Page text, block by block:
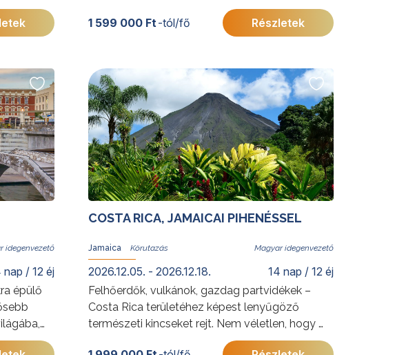
előtt hagyományos szent templomai és
modern felhőkarcolói által, míg Kiotóban ősi
felfedezni vágyó utazókat. Oszaka szintén
gazdag kulturális örökségekben, mindamellett,
hogy az ősi időkre visszanyúló japán
gasztronómia fellegváraként is ismert. Merüljön
el új programunk során az egyedülálló,
kontrasztokkal és izgalmakkal teli ország,
Japán kultúrájában, gasztronómiájában és
szokásaiban.
További érdekességekért Japánról kattintson
ide.
1 599 000 Ft-tól/fő Részletek
idegenvezető
nap / 12 éj
épülő
COSTA RICA, JAMAICAI PIHENÉSSEL
Jamaica Magyar idegenvezető
2026.12.05. - 2026.12.18. 14 nap / 12 éj
Felhőerdők, vulkánok, gazdag partvidékek –
Costa Rica területéhez képest lenyűgöző
természeti kincseket rejt. Nem véletlen, hogy a
helyieket a Föld egyik legboldogabb